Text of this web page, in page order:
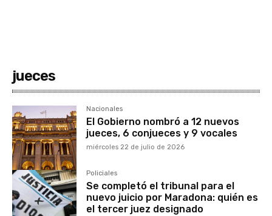
jueces
Nacionales
El Gobierno nombró a 12 nuevos
jueces, 6 conjueces y 9 vocales
miércoles 22 de julio de 2026
Policiales
Se completó el tribunal para el
nuevo juicio por Maradona: quién es
el tercer juez designado